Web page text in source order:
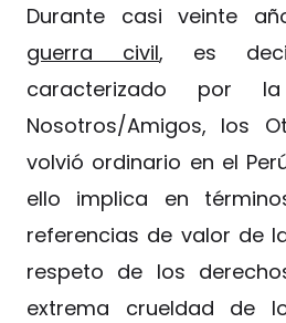
Durante casi veinte
guerra civil, es
caracterizado por
Nosotros/Amigos, los
volvió ordinario en el
ello implica en
referencias de valor de
respeto de los
extrema crueldad de